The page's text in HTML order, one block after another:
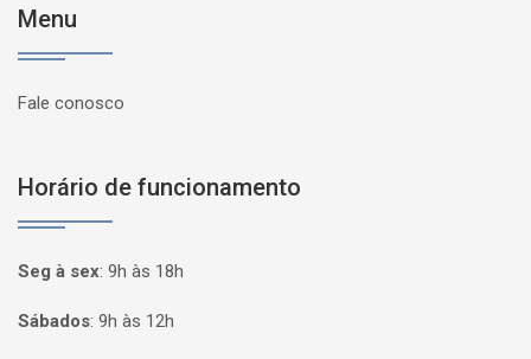
Menu
Fale conosco
Horário de funcionamento
Seg à sex: 9h às 18h
Sábados: 9h às 12h